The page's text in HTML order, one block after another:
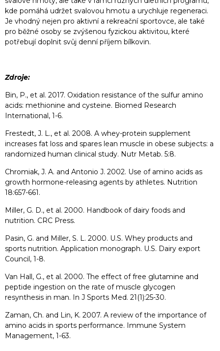
kde pomáhá udržet svalovou hmotu a urychluje regeneraci.
Je vhodný nejen pro aktivní a rekreační sportovce, ale také
pro běžné osoby se zvýšenou fyzickou aktivitou, které
potřebují doplnit svůj denní příjem bílkovin.
Zdroje:
Bin, P., et al. 2017. Oxidation resistance of the sulfur amino
acids: methionine and cysteine. Biomed Research
International, 1-6.
Frestedt, J. L., et al. 2008. A whey-protein supplement
increases fat loss and spares lean muscle in obese subjects: a
randomized human clinical study. Nutr Metab. 5:8.
Chromiak, J. A. and Antonio J. 2002. Use of amino acids as
growth hormone-releasing agents by athletes. Nutrition
18:657-661.
Miller, G. D., et al. 2000. Handbook of dairy foods and
nutrition. CRC Press.
Pasin, G. and Miller, S. L. 2000. U.S. Whey products and
sports nutrition. Application monograph. U.S. Dairy export
Council, 1-8.
Van Hall, G., et al. 2000. The effect of free glutamine and
peptide ingestion on the rate of muscle glycogen
resynthesis in man. In J Sports Med. 21(1):25-30.
Zaman, Ch. and Lin, K. 2007. A review of the importance of
amino acids in sports performance. Immune System
Management, 1-63.